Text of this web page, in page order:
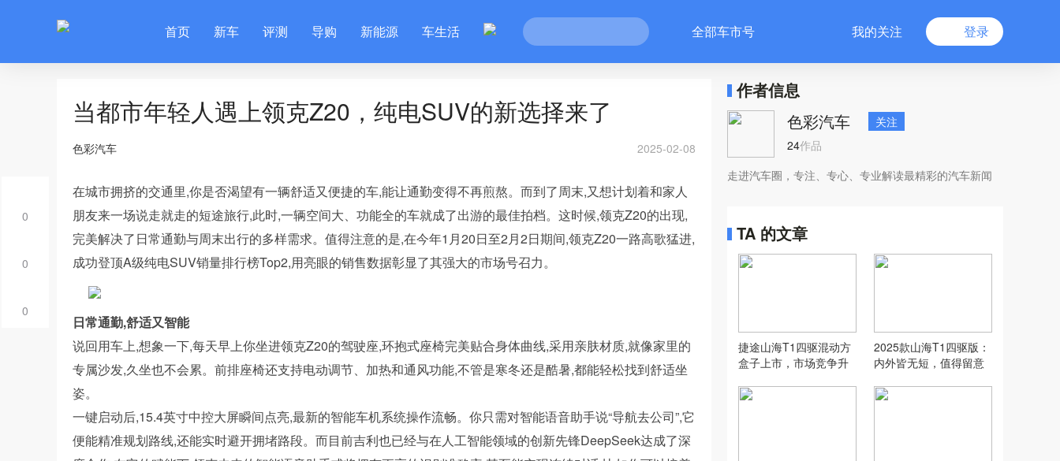
首页 新车 评测 导购 新能源 车生活 全部车市号 我的关注 登录
0
0
0
当都市年轻人遇上领克Z20，纯电SUV的新选择来了
色彩汽车 2025-02-08
在城市拥挤的交通里,你是否渴望有一辆舒适又便捷的车,能让通勤变得不再煎熬。而到了周末,又想计划着和家人
朋友来一场说走就走的短途旅行,此时,一辆空间大、功能全的车就成了出游的最佳拍档。这时候,领克Z20的出现,
完美解决了日常通勤与周末出行的多样需求。值得注意的是,在今年1月20日至2月2日期间,领克Z20一路高歌猛进,
成功登顶A级纯电SUV销量排行榜Top2,用亮眼的销售数据彰显了其强大的市场号召力。
日常通勤,舒适又智能
说回用车上,想象一下,每天早上你坐进领克Z20的驾驶座,环抱式座椅完美贴合身体曲线,采用亲肤材质,就像家里的
专属沙发,久坐也不会累。前排座椅还支持电动调节、加热和通风功能,不管是寒冬还是酷暑,都能轻松找到舒适坐
姿。
一键启动后,15.4英寸中控大屏瞬间点亮,最新的智能车机系统操作流畅。你只需对智能语音助手说“导航去公司”,它
便能精准规划路线,还能实时避开拥堵路段。而目前吉利也已经与在人工智能领域的创新先锋DeepSeek达成了深
作者信息
色彩汽车
关注
24作品
走进汽车圈，专注、专心、专业解读最精彩的汽车新闻
TA 的文章
捷途山海T1四驱混动方
盒子上市，市场竞争升
2025款山海T1四驱版：
内外皆无短，值得留意